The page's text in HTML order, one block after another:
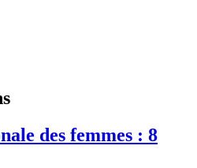
des femmes : 8